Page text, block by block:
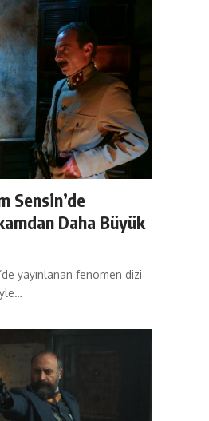
Sensin’de
Daha Büyük
yayınlanan fenomen dizi